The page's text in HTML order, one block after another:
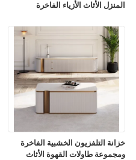
المنزل الأثاث الأزياء الفاخرة
خزانة التلفزيون الخشبية الفاخرة
ومجموعة طاولات القهوة الأثاث